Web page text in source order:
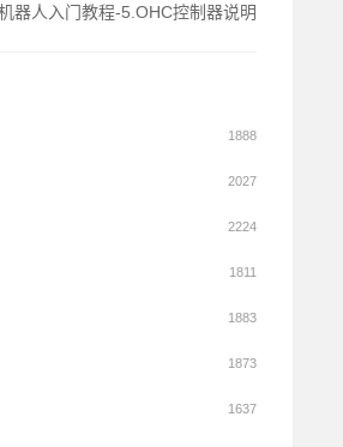
器人入门教程-5.OHC控制器说明
1888
2027
2224
1811
1883
1873
1637